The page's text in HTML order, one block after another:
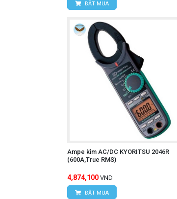
ĐẶT MUA
Ampe kìm AC/DC KYORITSU 2046R
(600A,True RMS)
4,874,100 VND
ĐẶT MUA